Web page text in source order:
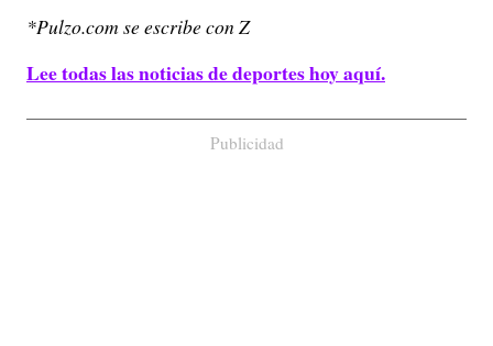
*Pulzo.com se escribe con Z
Lee todas las noticias de deportes hoy aquí.
Publicidad